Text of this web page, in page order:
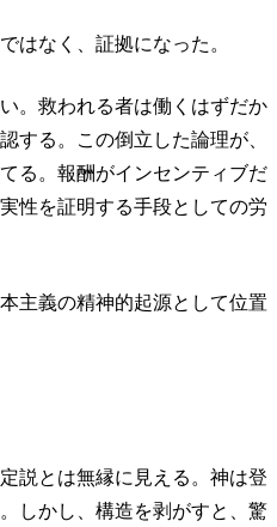
はなく、証拠になった。
。救われる者は働くはずだか
する。この倒立した論理が、
る。報酬がインセンティブだ
性を証明する手段としての労
主義の精神的起源として位置
説とは無縁に見える。神は登
しかし、構造を剥がすと、驚